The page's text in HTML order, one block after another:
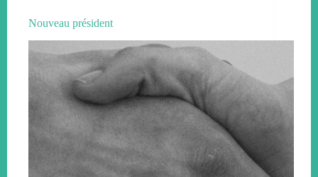
Nouveau président